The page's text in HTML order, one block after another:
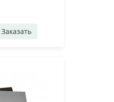
Заказать